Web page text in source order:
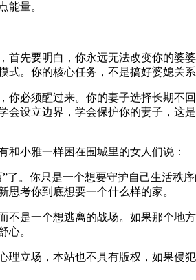
能量。
首先要明白，你永远无法改变你的婆
式。你的核心任务，不是搞好婆媳关
你必须醒过来。你的妻子选择长期不
会设立边界，学会保护你的妻子，这
和小雅一样困在围城里的女人们说：
了。你只是一个想要守护自己生活秩
思考你到底想要一个什么样的家。
不是一个想逃离的战场。如果那个
心。
理立场，本站也不具有版权，如果侵